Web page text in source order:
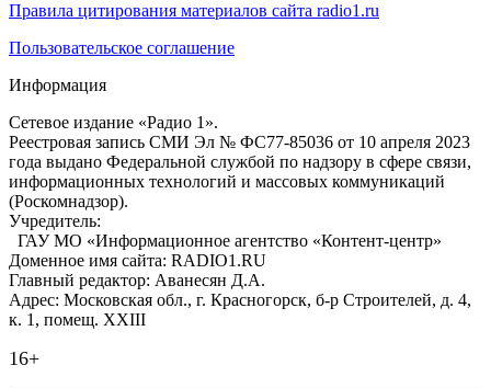
Правила цитирования материалов сайта radio1.ru
Пользовательское соглашение
Информация
Сетевое издание «Радио 1».
Реестровая запись СМИ Эл № ФС77-85036 от 10 апреля 2023
года выдано Федеральной службой по надзору в сфере связи,
информационных технологий и массовых коммуникаций
(Роскомнадзор).
Учредитель:
ГАУ МО «Информационное агентство «Контент-центр»
Доменное имя сайта: RADIO1.RU
Главный редактор: Аванесян Д.А.
Адрес: Московская обл., г. Красногорск, б-р Строителей, д. 4,
к. 1, помещ. XXIII
16+